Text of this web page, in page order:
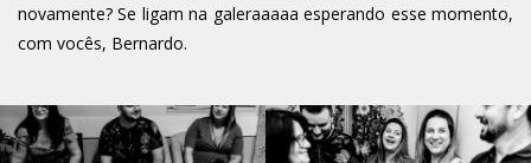
novamente? Se ligam na galeraaaaa esperando esse momento,
com vocês, Bernardo.